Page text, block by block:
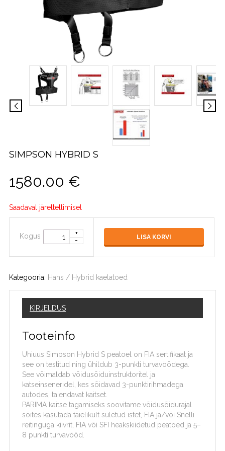
SIMPSON HYBRID S
1580.00 €
Saadaval järeltellimisel
Kogus LISA KORVI
Kategooria: Hans / Hybrid kaelatoed
KIRJELDUS
Tooteinfo
Uhiuus Simpson Hybrid S peatoel on FIA sertifikaat ja
see on testitud ning ühildub 3-punkti turvavöödega.
See võimaldab võidusõiduinstruktoritel ja
katseinseneridel, kes sõidavad 3-punktirihmadega
autodes, täiendavat kaitset.
PARIMA kaitse tagamiseks soovitame võidusõidurajal
sõites kasutada täielikult suletud istet, FIA ja/või Snelli
reitinguga kiivrit, FIA või SFI heakskiidetud peatoed ja 5–
8 punkti turvavööd.